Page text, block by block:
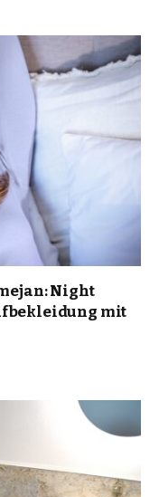
Night
mit